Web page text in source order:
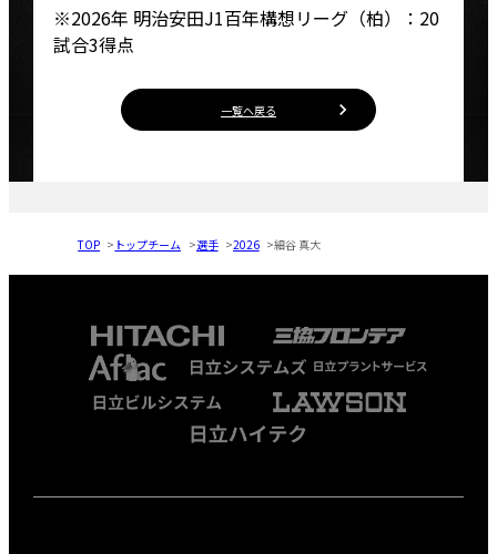
※2026年 明治安田J1百年構想リーグ（柏）：20
試合3得点
一覧へ戻る
TOP トップチーム 選手 2026 細谷 真大